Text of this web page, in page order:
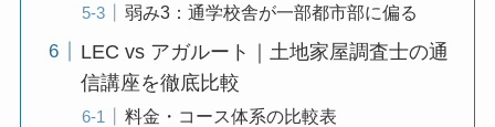
弱み3：通学校舎が一部都市部に偏る
LEC vs アガルート｜土地家屋調査士の通
信講座を徹底比較
料金・コース体系の比較表